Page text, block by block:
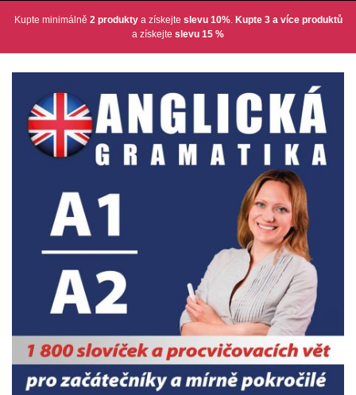
Kupte minimálně 2 produktya získejte slevu 10%. Kupte 3 a více produktů
a získejte slevu 15 %